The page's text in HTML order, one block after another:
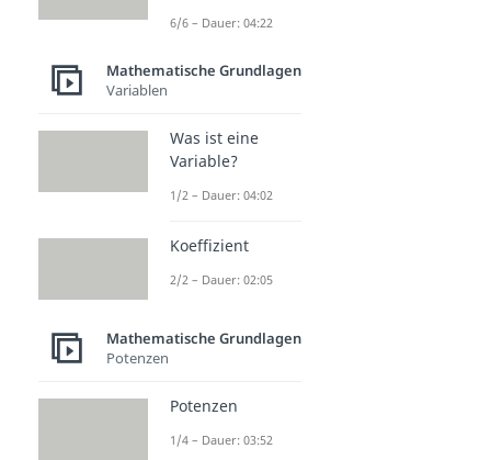
6/6 – Dauer: 04:22
Mathematische Grundlagen
Variablen
Was ist eine
Variable?
1/2 – Dauer: 04:02
Koeffizient
2/2 – Dauer: 02:05
Mathematische Grundlagen
Potenzen
Potenzen
1/4 – Dauer: 03:52